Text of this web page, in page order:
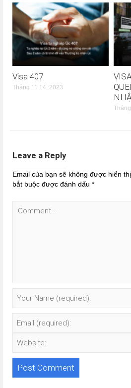
Visa 407
Tháng 11 14, 2023
Leave a Reply
Email của bạn sẽ không được hiển
bắt buộc được đánh dấu*